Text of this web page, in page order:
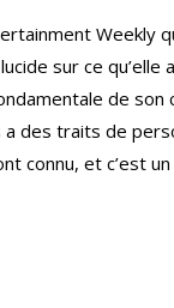
Weekly
sur ce qu’elle
de son
des traits de
connu, et c’est